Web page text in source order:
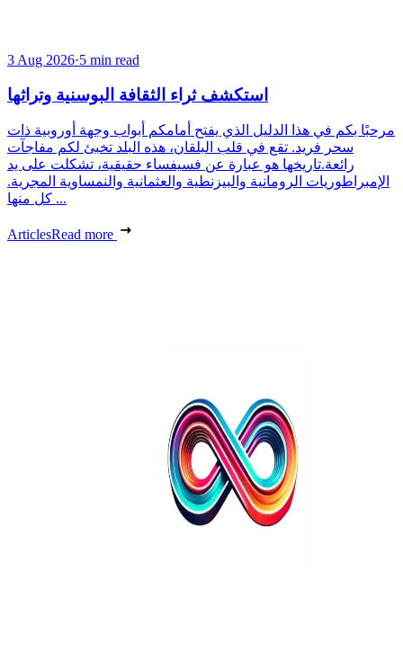
3 Aug 2026·5 min read
استكشف ثراء الثقافة البوسنية وتراثها
مرحبًا بكم في هذا الدليل الذي يفتح أمامكم أبواب وجهة أوروبية ذات
سحر فريد. تقع في قلب البلقان، هذه البلد تخبئ لكم مفاجآت
رائعة.تاريخها هو عبارة عن فسيفساء حقيقية، تشكلت على يد
الإمبراطوريات الرومانية والبيزنطية والعثمانية والنمساوية المجرية.
كل منها ...
ArticlesRead more